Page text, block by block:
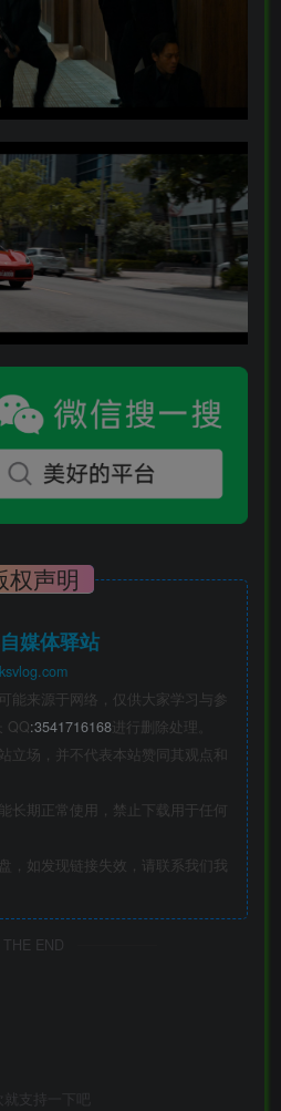
权声明
媒体驿站
能来源于网络，仅供大家学习与参
QQ:3541716168进行删除处理。
立场，并不代表本站赞同其观点和
长期正常使用，禁止下载用于任何
，如发现链接失效，请联系我们我
THE END
就支持一下吧